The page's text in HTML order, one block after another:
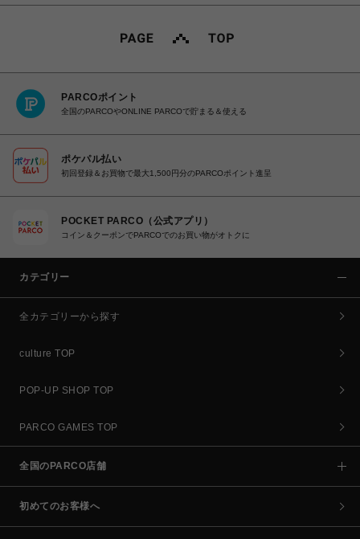
PARCOポイント
全国のPARCOやONLINE PARCOで貯まる＆使える
ポケパル払い
初回登録＆お買物で最大1,500円分のPARCOポイント進呈
POCKET PARCO（公式アプリ）
コイン＆クーポンでPARCOでのお買い物がオトクに
カテゴリー
全カテゴリーから探す
culture TOP
POP-UP SHOP TOP
PARCO GAMES TOP
全国のPARCO店舗
初めてのお客様へ